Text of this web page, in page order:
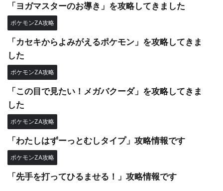
「ヨガマスターのお導き」を攻略してきました
ポケモンZA攻略
「カセキからよみがえるポケモン」を攻略してきま
した
ポケモンZA攻略
「この目で見たい！メガバクーダ」を攻略してきま
した
ポケモンZA攻略
「わたしはずーっとむしタイプ」攻略情報です
ポケモンZA攻略
「先手を打ってひるませる！」攻略情報です